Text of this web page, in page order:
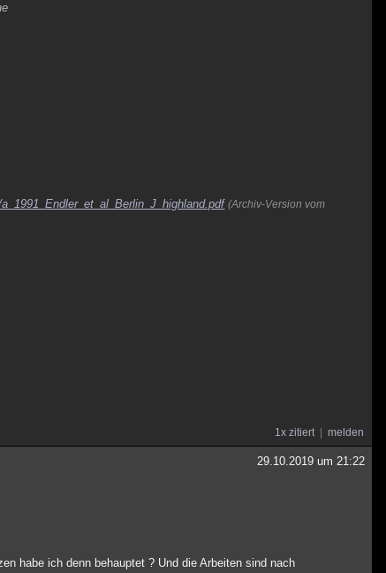
(Archiv-Version vom
1x zitiert melden
29.10.2019 um 21:22
habe ich denn behauptet ? Und die Arbeiten sind nach